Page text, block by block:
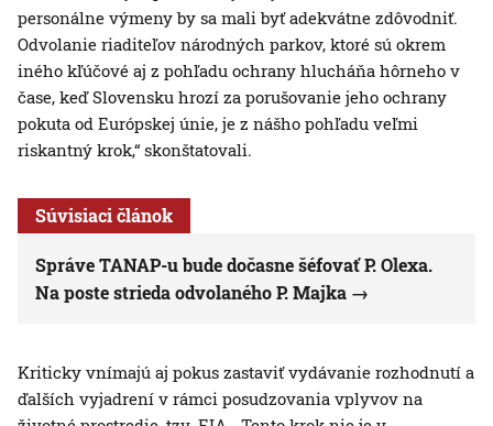
personálne výmeny by sa mali byť adekvátne zdôvodniť.
Odvolanie riaditeľov národných parkov, ktoré sú okrem
iného kľúčové aj z pohľadu ochrany hlucháňa hôrneho v
čase, keď Slovensku hrozí za porušovanie jeho ochrany
pokuta od Európskej únie, je z nášho pohľadu veľmi
riskantný krok,“ skonštatovali.
Súvisiaci článok
Správe TANAP-u bude dočasne šéfovať P. Olexa.
Na poste strieda odvolaného P. Majka
Kriticky vnímajú aj pokus zastaviť vydávanie rozhodnutí a
ďalších vyjadrení v rámci posudzovania vplyvov na